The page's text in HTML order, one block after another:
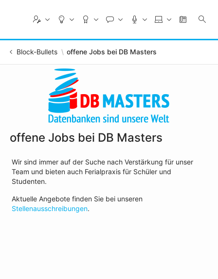
Block-Bullets offene Jobs bei DB Masters
offene Jobs bei DB Masters
Wir sind immer auf der Suche nach Verstärkung für unser
Team und bieten auch Ferialpraxis für Schüler und
Studenten.
Aktuelle Angebote finden Sie bei unseren
Stellenausschreibungen.